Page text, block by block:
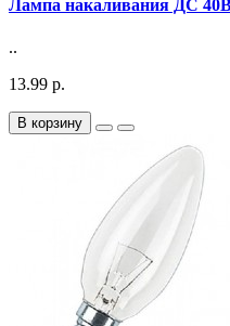
Лампа накаливания ДС
..
13.99 р.
В корзину